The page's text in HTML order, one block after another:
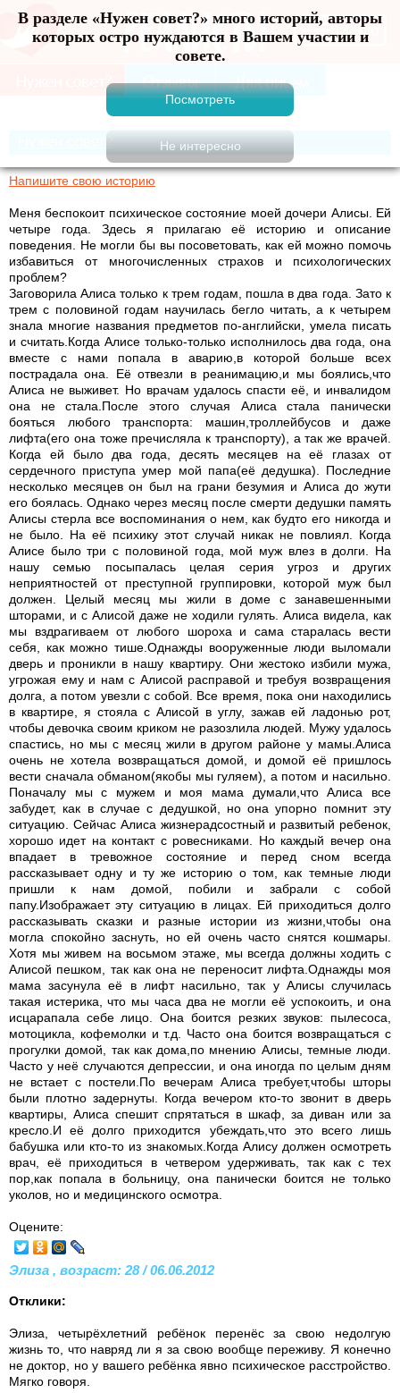
В разделе «Нужен совет?» много историй, авторы
которых остро нуждаются в Вашем участии и
совете.
Меню
Нужен совет?
Напишите свою историю
Меня беспокоит психическое состояние моей дочери Алисы. Ей
четыре года. Здесь я прилагаю её историю и описание
поведения. Не могли бы вы посоветовать, как ей можно помочь
избавиться от многочисленных страхов и психологических
проблем?
Заговорила Алиса только к трем годам, пошла в два года. Зато к
трем с половиной годам научилась бегло читать, а к четырем
знала многие названия предметов по-английски, умела писать
и считать.Когда Алисе только-только исполнилось два года, она
вместе с нами попала в аварию,в которой больше всех
пострадала она. Её отвезли в реанимацию,и мы боялись,что
Алиса не выживет. Но врачам удалось спасти её, и инвалидом
она не стала.После этого случая Алиса стала панически
бояться любого транспорта: машин,троллейбусов и даже
лифта(его она тоже пречисляла к транспорту), а так же врачей.
Когда ей было два года, десять месяцев на её глазах от
сердечного приступа умер мой папа(её дедушка). Последние
несколько месяцев он был на грани безумия и Алиса до жути
его боялась. Однако через месяц после смерти дедушки память
Алисы стерла все воспоминания о нем, как будто его никогда и
не было. На её психику этот случай никак не повлиял. Когда
Алисе было три с половиной года, мой муж влез в долги. На
нашу семью посыпалась целая серия угроз и других
неприятностей от преступной группировки, которой муж был
должен. Целый месяц мы жили в доме с занавешенными
шторами, и с Алисой даже не ходили гулять. Алиса видела, как
мы вздрагиваем от любого шороха и сама старалась вести
себя, как можно тише.Однажды вооруженные люди выломали
дверь и проникли в нашу квартиру. Они жестоко избили мужа,
угрожая ему и нам с Алисой расправой и требуя возвращения
долга, а потом увезли с собой. Все время, пока они находились
в квартире, я стояла с Алисой в углу, зажав ей ладонью рот,
чтобы девочка своим криком не разозлила людей. Мужу удалось
спастись, но мы с месяц жили в другом районе у мамы.Алиса
очень не хотела возвращаться домой, и домой её пришлось
вести сначала обманом(якобы мы гуляем), а потом и насильно.
Поначалу мы с мужем и моя мама думали,что Алиса все
забудет, как в случае с дедушкой, но она упорно помнит эту
ситуацию. Сейчас Алиса жизнерадсостный и развитый ребенок,
хорошо идет на контакт с ровесниками. Но каждый вечер она
впадает в тревожное состояние и перед сном всегда
рассказывает одну и ту же историю о том, как темные люди
пришли к нам домой, побили и забрали с собой
папу.Изображает эту ситуацию в лицах. Ей приходиться долго
рассказывать сказки и разные истории из жизни,чтобы она
могла спокойно заснуть, но ей очень часто снятся кошмары.
Хотя мы живем на восьмом этаже, мы всегда должны ходить с
Алисой пешком, так как она не переносит лифта.Однажды моя
мама засунула её в лифт насильно, так у Алисы случилась
такая истерика, что мы часа два не могли её успокоить, и она
исцарапала себе лицо. Она боится резких звуков: пылесоса,
мотоцикла, кофемолки и т.д. Часто она боится возвращаться с
прогулки домой, так как дома,по мнению Алисы, темные люди.
Часто у неё случаются депрессии, и она иногда по целым дням
не встает с постели.По вечерам Алиса требует,чтобы шторы
были плотно задернуты. Когда вечером кто-то звонит в дверь
квартиры, Алиса спешит спрятаться в шкаф, за диван или за
кресло.И её долго приходится убеждать,что это всего лишь
бабушка или кто-то из знакомых.Когда Алису должен осмотреть
врач, её приходиться в четвером удерживать, так как с тех
пор,как попала в больницу, она панически боится не только
уколов, но и медицинского осмотра.
Оцените:
Элиза , возраст: 28 / 06.06.2012
Отклики:
Элиза, четырёхлетний ребёнок перенёс за свою недолгую
жизнь то, что навряд ли я за свою вообще переживу. Я конечно
не доктор, но у вашего ребёнка явно психическое расстройство.
Мягко говоря.